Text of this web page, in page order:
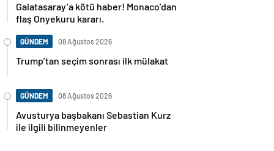
Galatasaray’a kötü haber! Monaco’dan
flaş Onyekuru kararı.
GÜNDEM 08 Ağustos 2026
Trump’tan seçim sonrası ilk mülakat
GÜNDEM 08 Ağustos 2026
Avusturya başbakanı Sebastian Kurz
ile ilgili bilinmeyenler